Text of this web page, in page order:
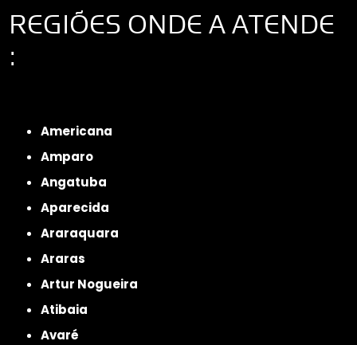
REGIÕES ONDE A ATENDE
:
Americana
Amparo
Angatuba
Aparecida
Araraquara
Araras
Artur Nogueira
Atibaia
Avaré